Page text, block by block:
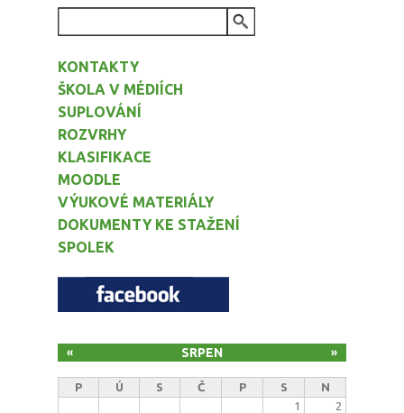
KONTAKTY
ŠKOLA V MÉDIÍCH
SUPLOVÁNÍ
ROZVRHY
KLASIFIKACE
MOODLE
VÝUKOVÉ MATERIÁLY
DOKUMENTY KE STAŽENÍ
SPOLEK
SRPEN
« »
P Ú S Č P S
N
1
2